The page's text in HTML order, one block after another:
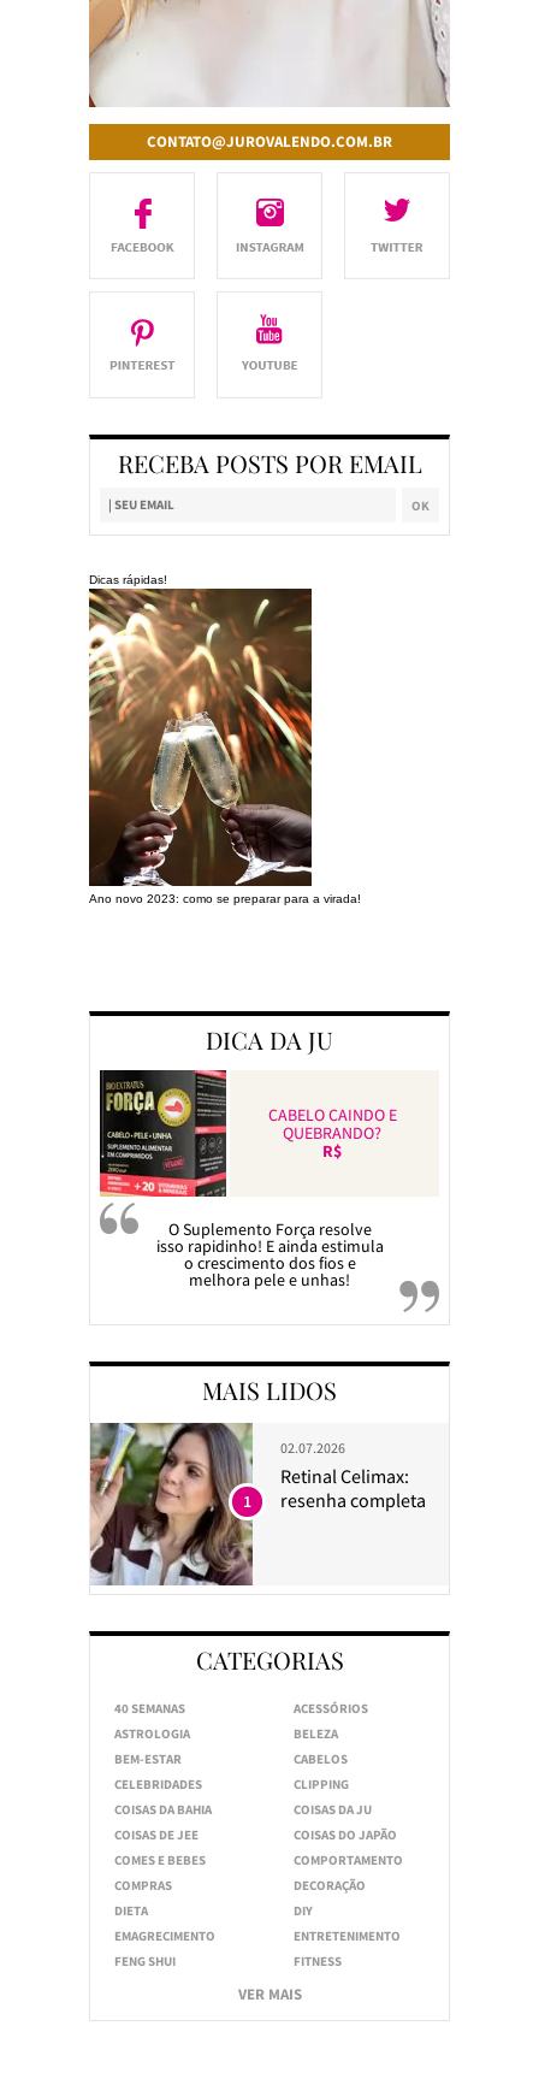
CONTATO@JUROVALENDO.COM.BR
RECEBA POSTS POR EMAIL
Dicas rápidas!
Ano novo 2023: como se preparar para a virada!
DICA DA JU
CABELO CAINDO E
QUEBRANDO?
R$
O Suplemento Força resolve
isso rapidinho! E ainda estimula
o crescimento dos fios e
melhora pele e unhas!
MAIS LIDOS
02.07.2026
Retinal Celimax:
resenha completa
1
CATEGORIAS
40 SEMANAS
ACESSÓRIOS
ASTROLOGIA
BELEZA
BEM-ESTAR
CABELOS
CELEBRIDADES
CLIPPING
COISAS DA BAHIA
COISAS DA JU
COISAS DE JEE
COISAS DO JAPÃO
COMES E BEBES
COMPORTAMENTO
COMPRAS
DECORAÇÃO
DIETA
DIY
EMAGRECIMENTO
ENTRETENIMENTO
FENG SHUI
FITNESS
VER MAIS